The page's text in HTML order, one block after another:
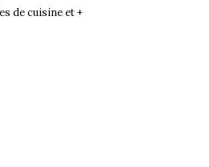
de cuisine et +